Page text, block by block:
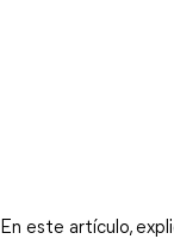
En este artículo,